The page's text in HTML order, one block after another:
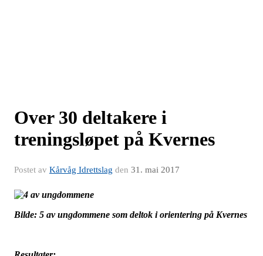
Over 30 deltakere i
treningsløpet på Kvernes
Postet av Kårvåg Idrettslag den 31. mai 2017
Bilde: 5 av ungdommene som deltok i orientering på Kvernes